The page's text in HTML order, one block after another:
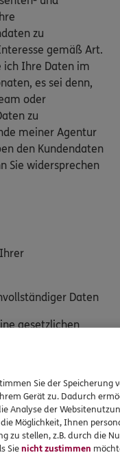
zu
gemäß Art.
ich Ihre Daten im
es sei denn,
oder
zu
meiner Agentur
den Kundendaten
Sie widersprechen
Daten
gesetzlichen
Ihrer Daten
Sie der Speicherung
Gerät zu. Dadurch
Analyse der
Möglichkeit, Ihnen
zu stellen, z.B. durch die
Sienicht zustimmen